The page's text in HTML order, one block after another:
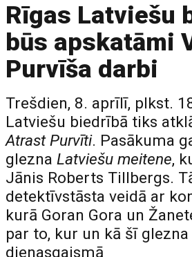
Rīgas Latviešu
būs apskatāmi
Purvīša darbi
Trešdien, 8. aprīlī, plkst.
Latviešu biedrībā tiks
Atrast Purvīti. Pasākuma
gleznaLatviešu meitene,
Jānis Roberts Tillbergs.
detektīvstāsta veidā ar
kurā Goran Gora un
par to, kur un kā šī
dienasgaismā